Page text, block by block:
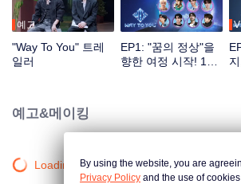
예고
"Way To You" 트레
일러
EP1: "꿈의 정상"을
향한 여정 시작! 12
예고&메이킹
Loading…By using the website, you are
Privacy Policy and the use of